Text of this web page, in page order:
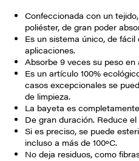
Confeccionada con un
poliéster, de gran poder
Es un sistema único, de
aplicaciones.
Absorbe 9 veces su peso en
Es un artículo 100%
casos excepcionales se
de limpieza.
La bayeta es
De gran duración. Reduce
Si es preciso, se puede
incluso a más de 100ºC.
No deja residuos, como